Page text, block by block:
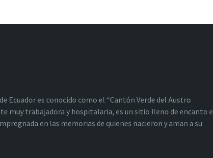
Ecuador es conocido como el “Cantón Verde del Austro
muy trabajadora y hospitalaria, es un sitio lleno de encanto e
en las memorias de quienes nacieron y aman a su